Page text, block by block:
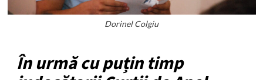
Dorinel Colgiu
În urmă cu puțin timp